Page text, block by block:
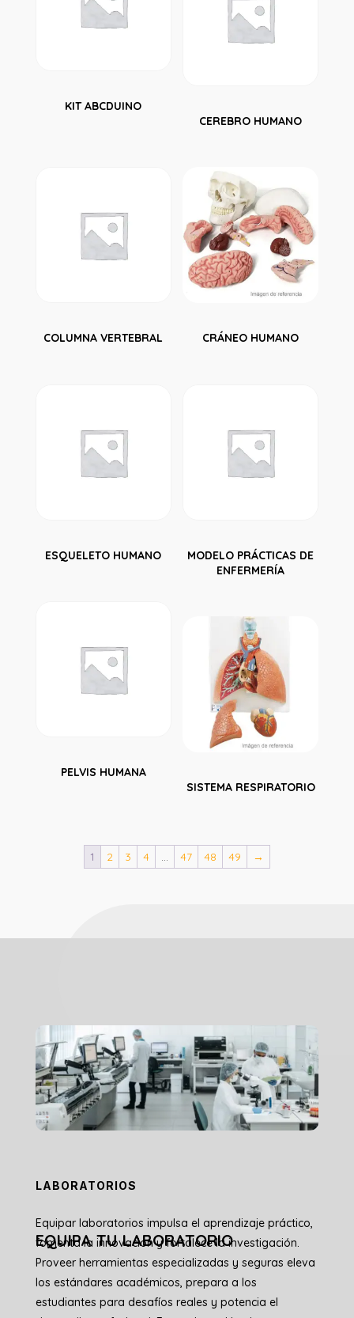
KIT ABCDUINO
CEREBRO HUMANO
COLUMNA VERTEBRAL CRÁNEO HUMANO
ESQUELETO HUMANO
MODELO PRÁCTICAS DE
ENFERMERÍA
PELVIS HUMANA
SISTEMA RESPIRATORIO
1 2 3 4 … 47 48 49 →
LABORATORIOS
EQUIPA TU LABORATORIO
Equipar laboratorios impulsa el aprendizaje práctico,
fomenta la innovación y fortalece la investigación.
Proveer herramientas especializadas y seguras eleva
los estándares académicos, prepara a los
estudiantes para desafíos reales y potencia el